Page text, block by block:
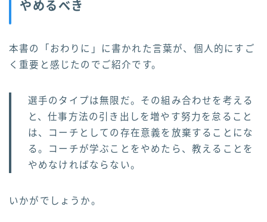
やめるべき
本書の「おわりに」に書かれた言葉が、個人的にすご
く重要と感じたのでご紹介です。
選手のタイプは無限だ。その組み合わせを考える
と、仕事方法の引き出しを増やす努力を怠ること
は、コーチとしての存在意義を放棄することにな
る。コーチが学ぶことをやめたら、教えることを
やめなければならない。
いかがでしょうか。